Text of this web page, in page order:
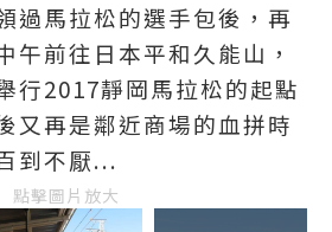
過馬拉松的選手包後，再
午前往日本平和久能山，
行2017靜岡馬拉松的起點
又再是鄰近商場的血拼時
到不厭...
點擊圖片放大